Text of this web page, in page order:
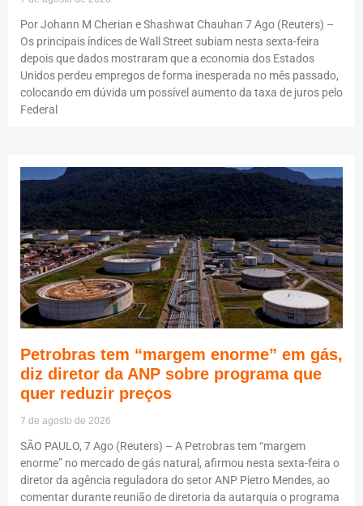
Por Johann M Cherian e Shashwat Chauhan 7 Ago (Reuters) –
Os principais índices de Wall Street subiam nesta sexta-feira
depois que dados mostraram que a economia dos Estados
Unidos perdeu empregos de forma inesperada no mês passado,
colocando em dúvida um possível aumento da taxa de juros pelo
Federal
Petrobras tem “margem enorme” em gás,
diz diretor da ANP sobre programa que
quer reduzir preços
7 de agosto de 2026
SÃO PAULO, 7 Ago (Reuters) – A Petrobras tem “margem
enorme” no mercado de gás natural, afirmou nesta sexta-feira o
diretor da agência reguladora do setor ANP Pietro Mendes, ao
comentar durante reunião de diretoria da autarquia o programa